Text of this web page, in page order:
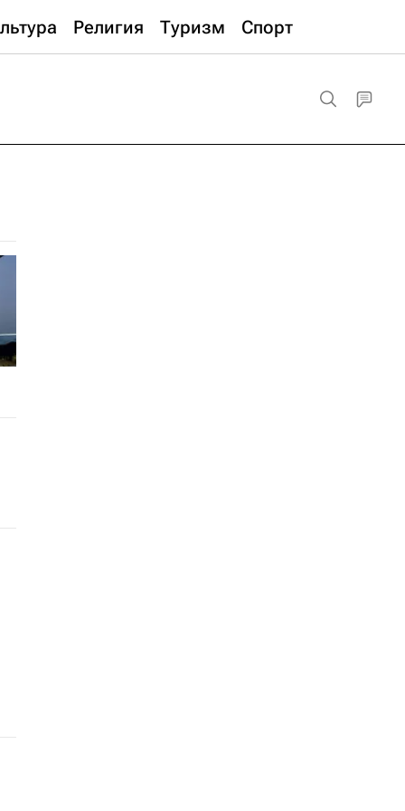
Религия Туризм Спорт